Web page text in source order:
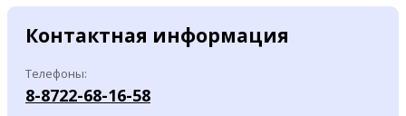
Контактная информация
Телефоны:
8-8722-68-16-58